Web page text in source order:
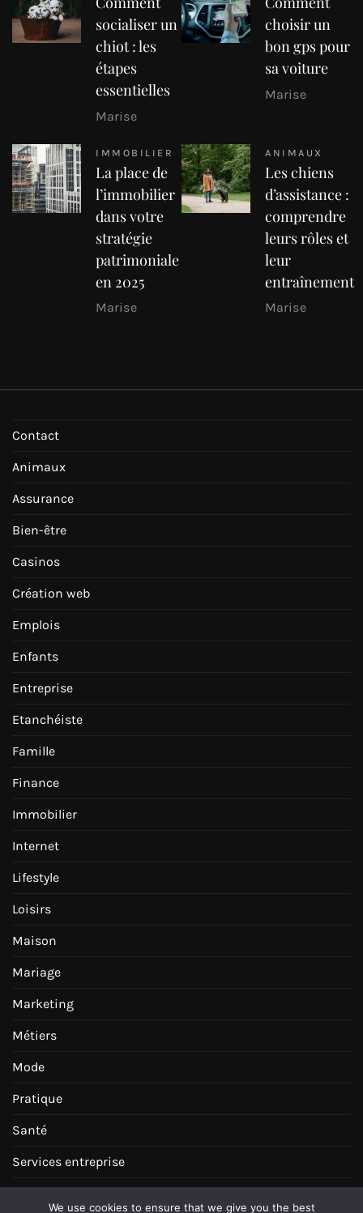
socialiser un
chiot : les
étapes
essentielles
Marise
choisir un
bon gps pour
sa voiture
Marise
IMMOBILIER
La place de
l’immobilier
dans votre
stratégie
patrimoniale
en 2025
Marise
ANIMAUX
Les chiens
d’assistance :
comprendre
leurs rôles et
leur
entraînement
Marise
Contact
Animaux
Assurance
Bien-être
Casinos
Création web
Emplois
Enfants
Entreprise
Etanchéiste
Famille
Finance
Immobilier
Internet
Lifestyle
Loisirs
Maison
Mariage
Marketing
Métiers
Mode
Pratique
Santé
Services entreprise
We use cookies to ensure that we give you the best